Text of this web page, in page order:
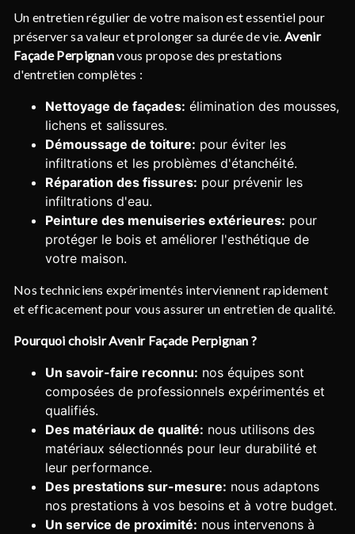
Un entretien régulier de votre maison est essentiel pour
préserver sa valeur et prolonger sa durée de vie.Avenir
Façade Perpignanvous propose des prestations
d'entretien complètes :
Nettoyage de façades: élimination des mousses,
lichens et salissures.
Démoussage de toiture: pour éviter les
infiltrations et les problèmes d'étanchéité.
Réparation des fissures: pour prévenir les
infiltrations d'eau.
Peinture des menuiseries extérieures: pour
protéger le bois et améliorer l'esthétique de
votre maison.
Nos techniciens expérimentés interviennent rapidement
et efficacement pour vous assurer un entretien de qualité.
Pourquoi choisir Avenir Façade Perpignan ?
Un savoir-faire reconnu: nos équipes sont
composées de professionnels expérimentés et
qualifiés.
Des matériaux de qualité: nous utilisons des
matériaux sélectionnés pour leur durabilité et
leur performance.
Des prestations sur-mesure: nous adaptons
nos prestations à vos besoins et à votre budget.
Un service de proximité: nous intervenons à